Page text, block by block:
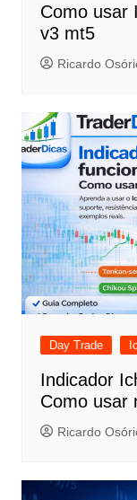
Como usar
v3 mt5
Ricardo
Day Trade
Indicador
Como usar
Ricardo